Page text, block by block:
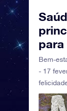
para
Bem-
- 17